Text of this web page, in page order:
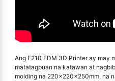
Ang F210 FDM 3D Printer ay may
matatagpuan na katawan at
molding na 220×220×250mm, na